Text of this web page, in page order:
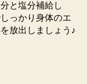
と塩分補給し
っかり身体のエ
放出しましょう♪